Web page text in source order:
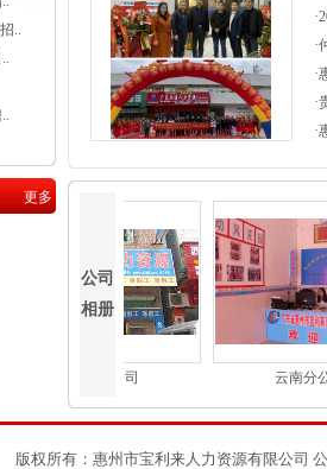
..
更多
·
·
·
·
·
公司
相册
云南分公司
版权所有：惠州市宝利来人力资源有限公司